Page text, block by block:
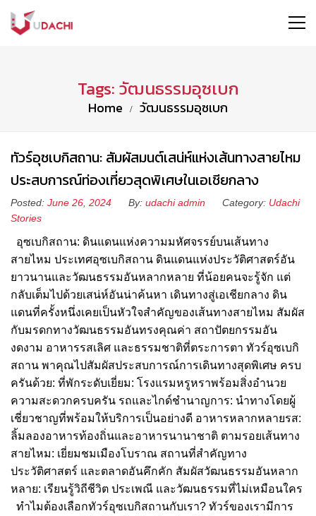
Tags: วัฒนธรรมอุซเบก
Home วัฒนธรรมอุซเบก
ทัวร์อุซเบกิสถาน: สัมผัสมนต์เสน่ห์แห่งเส้นทางสายไหม
ประสบการณ์ท่องเที่ยวสุดพิเศษในเอเชียกลาง
Posted: June 26, 2024 By: udachi admin Category: Udachi
Stories
อุซเบกิสถาน: ดินแดนแห่งความมหัศจรรย์บนเส้นทาง
สายไหม ประเทศอุซเบกิสถาน ดินแดนแห่งประวัติศาสตร์อัน
ยาวนานและวัฒนธรรมอันหลากหลาย ที่น้อยคนจะรู้จัก แต่
กลับเต็มไปด้วยเสน่ห์อันน่าค้นหา เดินทางสู่เอเชียกลาง ดิน
แดนที่ครั้งหนึ่งเคยเป็นหัวใจสำคัญของเส้นทางสายไหม สัมผัส
กับมรดกทางวัฒนธรรมอันทรงคุณค่า สถาปัตยกรรมอัน
งดงาม อาหารรสเลิศ และธรรมชาติที่ตระการตา ทัวร์อุซเบกิ
สถาน พาคุณไปสัมผัสประสบการณ์การเดินทางสุดพิเศษ ครบ
ครันด้วย: ที่พักระดับเยี่ยม: โรงแรมหรูหราพร้อมสิ่งอำนวย
ความสะดวกครบครัน รถและไกด์ชำนาญการ: นำทางโดยผู้
เชี่ยวชาญที่พร้อมให้บริการเป็นอย่างดี อาหารหลากหลายรส:
ลิ้มลองอาหารท้องถิ่นและอาหารนานาชาติ ตามรอยเส้นทาง
สายไหม: เยี่ยมชมเมืองโบราณ สถานที่สำคัญทาง
ประวัติศาสตร์ และตลาดอันคึกคัก สัมผัสวัฒนธรรมอันหลาก
หลาย: เรียนรู้วิถีชีวิต ประเพณี และวัฒนธรรมที่ไม่เหมือนใคร
ทำไมต้องเลือกทัวร์อุซเบกิสถานกับเรา? ทัวร์ของเรามีการ